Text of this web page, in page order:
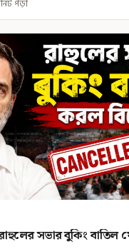
পড়া
সভার বুকিং বাতিল